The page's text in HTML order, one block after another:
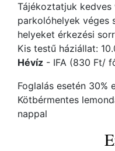
Tájékoztatjuk
parkolóhelyek véges
helyeket érkezési
Kis testű háziállat:
Hévíz - IFA (830 Ft/
Foglalás esetén 30%
Kötbérmentes
nappal